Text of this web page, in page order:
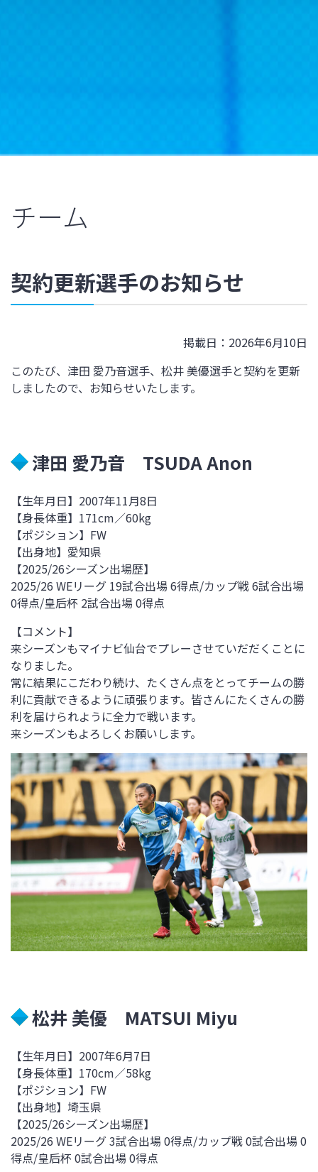
チーム
契約更新選手のお知らせ
掲載日：2026年6月10日
このたび、津田 愛乃音選手、松井 美優選手と契約を更新
しましたので、お知らせいたします。
津田 愛乃音 TSUDA Anon
【生年月日】2007年11月8日
【身長体重】171cm／60kg
【ポジション】FW
【出身地】愛知県
【2025/26シーズン出場歴】
2025/26 WEリーグ 19試合出場 6得点/カップ戦 6試合出場
0得点/皇后杯 2試合出場 0得点
【コメント】
来シーズンもマイナビ仙台でプレーさせていだだくことに
なりました。
常に結果にこだわり続け、たくさん点をとってチームの勝
利に貢献できるように頑張ります。皆さんにたくさんの勝
利を届けられように全力で戦います。
来シーズンもよろしくお願いします。
松井 美優 MATSUI Miyu
【生年月日】2007年6月7日
【身長体重】170cm／58kg
【ポジション】FW
【出身地】埼玉県
【2025/26シーズン出場歴】
2025/26 WEリーグ 3試合出場 0得点/カップ戦 0試合出場 0
得点/皇后杯 0試合出場 0得点